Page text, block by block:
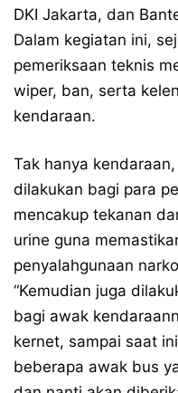
DKI Jakarta, dan
Dalam kegiatan ini,
pemeriksaan teknis
wiper, ban, serta
kendaraan.
Tak hanya
dilakukan bagi para
mencakup tekanan
urine guna
penyalahgunaan
“Kemudian juga
bagi awak
kernet, sampai saat
beberapa awak bus